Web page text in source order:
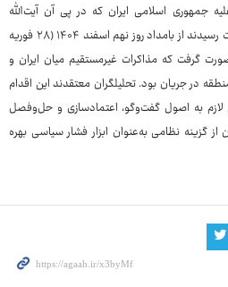
جمهوری اسلامی ایران که در پی آن آیت‌الله
خامنه‌ای رهبر انقلاب اسلامی به شهادت رسیدند از بامداد روز نهم اسفند ۱۴۰۴ (۲۸ فوریه
صورت گرفت که مذاکرات غیرمستقیم میان ایران و
در جریان بود. تحلیلگران معتقدند این اقدام
لازم به اصول گفت‌وگو، اعتمادسازی و حل‌وفصل
گزینه نظامی به‌عنوان ابزار فشار سیاسی بهره